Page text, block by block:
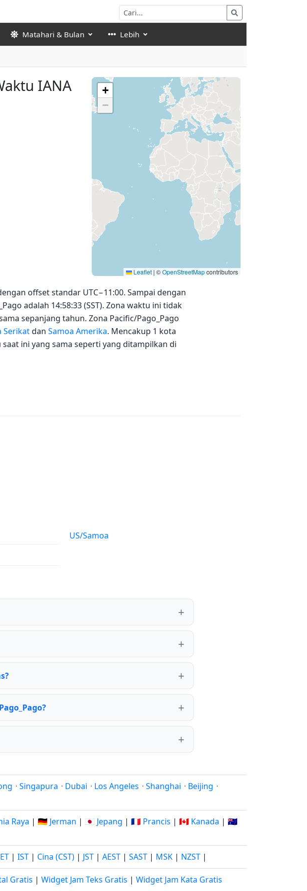
Matahari & Bulan Lebih
IANA
+
−
Leaflet | ©OpenStreetMapcontributors
offset standar UTC−11:00. Sampai dengan
adalah 14:58:33 (SST). Zona waktu ini tidak
sepanjang tahun. Zona Pacific/Pago_Pago
Serikatdan Samoa Amerika. Mencakup 1 kota
ini yang sama seperti yang ditampilkan di
US/Samoa
· Singapura · Dubai · Los Angeles · Shanghai · Beijing ·
Raya | 🇩🇪 Jerman | 🇯🇵 Jepang | 🇫🇷 Prancis | 🇨🇦 Kanada | 🇦🇺
| IST | Cina (CST) | JST | AEST | SAST | MSK | NZST |
Gratis | Widget Jam Teks Gratis | Widget Jam Kata Gratis